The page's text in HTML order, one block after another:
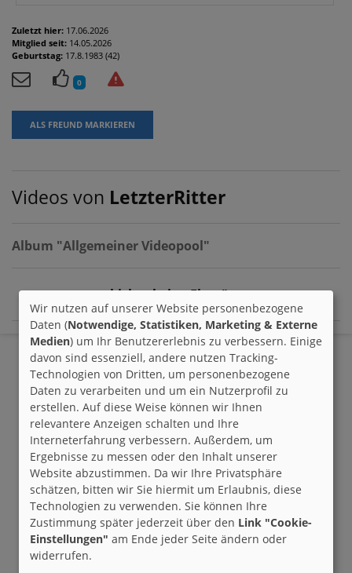
Zuletzt hier: 17.06.2026
Mitglied seit: 14.05.2026
Geburtstag: 17.8.1983 (42)
0
ALS FREUND MARKIEREN
Videos von LetzterRitter
Album "Allgemeiner Videopool"
- bisher keine Einträge -
Wir nutzen auf unserer Website personenbezogene
Daten (Notwendige, Statistiken, Marketing & Externe
Medien) um Ihr Benutzererlebnis zu verbessern. Einige
davon sind essenziell, andere nutzen Tracking-
Technologien von Dritten, um personenbezogene
Daten zu verarbeiten und um ein Nutzerprofil zu
erstellen. Auf diese Weise können wir Ihnen
relevantere Anzeigen schalten und Ihre
Interneterfahrung verbessern. Außerdem, um
Ergebnisse zu messen oder den Inhalt unserer
Website abzustimmen. Da wir Ihre Privatsphäre
schätzen, bitten wir Sie hiermit um Erlaubnis, diese
Technologien zu verwenden. Sie können Ihre
Zustimmung später jederzeit über den Link "Cookie-
Einstellungen" am Ende jeder Seite ändern oder
widerrufen.